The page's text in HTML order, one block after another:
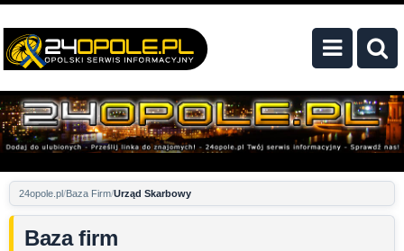
24opole.pl Baza Firm Urząd Skarbowy
Baza firm